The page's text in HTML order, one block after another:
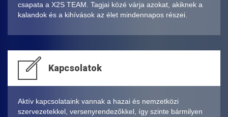
csapata a X2S TEAM. Tagjai közé várja azokat, akiknek a
kalandok és a kihívások az élet mindennapos részei.
Kapcsolatok
Aktív kapcsolataink vannak a hazai és nemzetközi
szervezetekkel, versenyrendezőkkel, így szinte bármilyen